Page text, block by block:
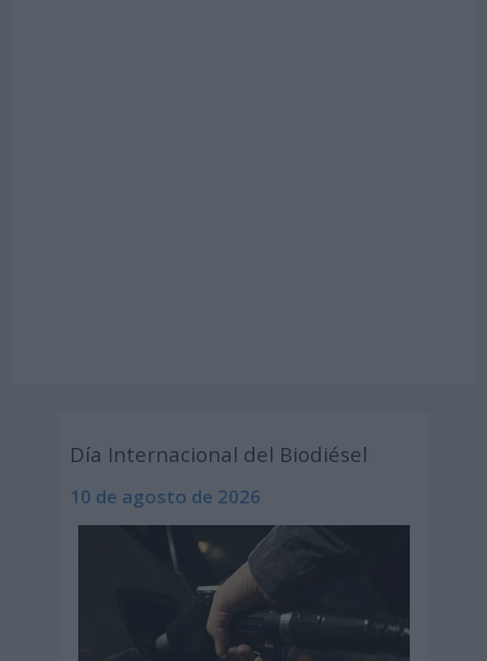
Día Internacional del Biodiésel
10 de agosto de 2026